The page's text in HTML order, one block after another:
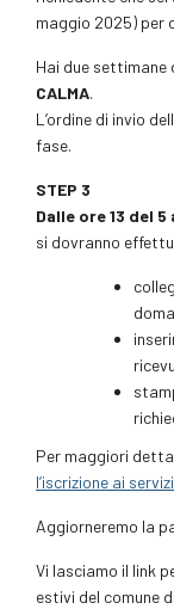
maggio 2025) per
Hai due settimane
CALMA.
L’ordine di invio
fase.
STEP 3
Dalle ore 13 del
si dovranno
Per maggiori
l’iscrizione ai
Aggiorneremo la
Vi lasciamo il link
estivi del comune